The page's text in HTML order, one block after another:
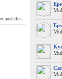
ausfallen.